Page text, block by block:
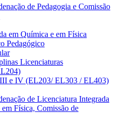
de Pedagogia e Comissão
em Química e em Física
Pedagógico
Licenciaturas
e IV (EL203/ EL303 / EL403)
de Licenciatura Integrada
Física, Comissão de